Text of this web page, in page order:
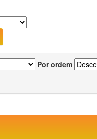
Por ordem